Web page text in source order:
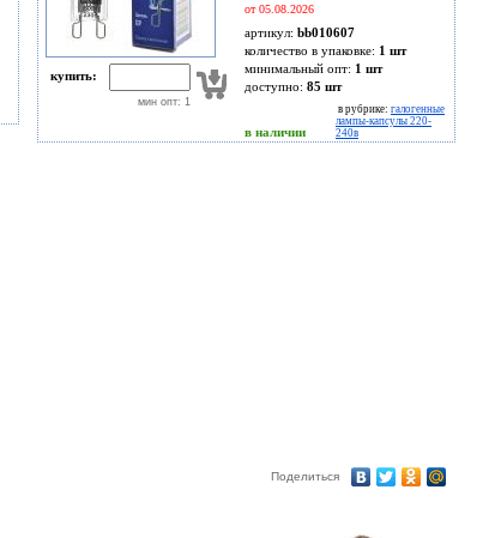
купить:
мин опт: 1
от 05.08.2026
артикул: bb010607
количество в упаковке: 1 шт
минимальный опт: 1 шт
доступно: 85 шт
в наличии
в рубрике: галогенные
лампы-капсулы 220-
240в
Поделиться